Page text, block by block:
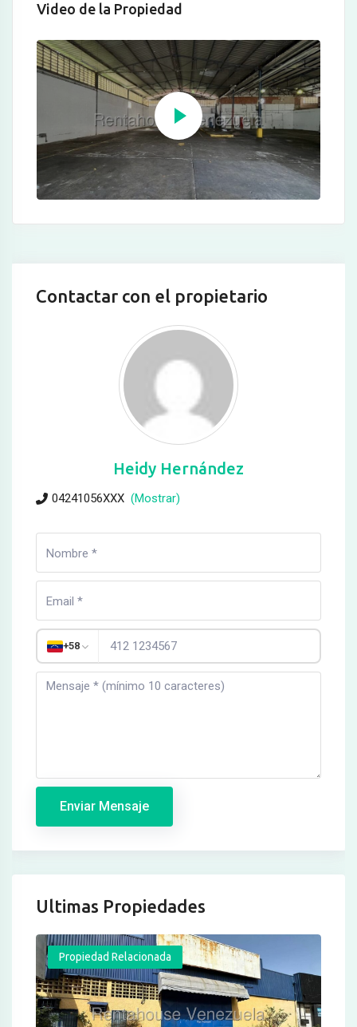
Video de la Propiedad
Contactar con el propietario
Heidy Hernández
04241056XXX (Mostrar)
+58
Enviar Mensaje
Ultimas Propiedades
Propiedad Relacionada